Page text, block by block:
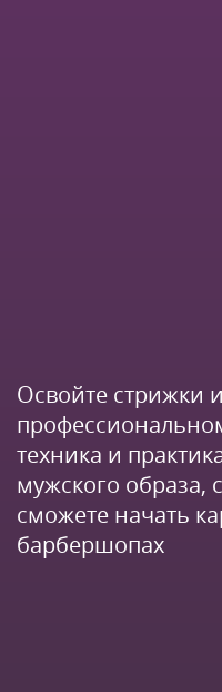
Освойте стрижки
техника и
мужского образа,
сможете начать
барбершопах